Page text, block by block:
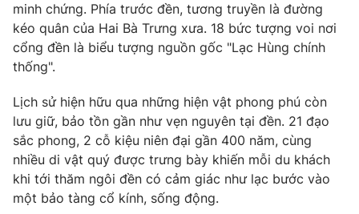
VTV Sức khoẻ Bất động sản
Thị trường 24h Tấm lòng Việt
VTV4 Vươn mình bằng AI
VTV9 VTV8
Liên hệ tòa soạn English
minh chứng. Phía trước đền, tương truyền là đường
kéo quân của Hai Bà Trưng xưa. 18 bức tượng voi nơi
cổng đền là biểu tượng nguồn gốc "Lạc Hùng chính
thống".
Lịch sử hiện hữu qua những hiện vật phong phú còn
lưu giữ, bảo tồn gần như vẹn nguyên tại đền. 21 đạo
sắc phong, 2 cỗ kiệu niên đại gần 400 năm, cùng
nhiều di vật quý được trưng bày khiến mỗi du khách
khi tới thăm ngôi đền có cảm giác như lạc bước vào
một bảo tàng cổ kính, sống động.